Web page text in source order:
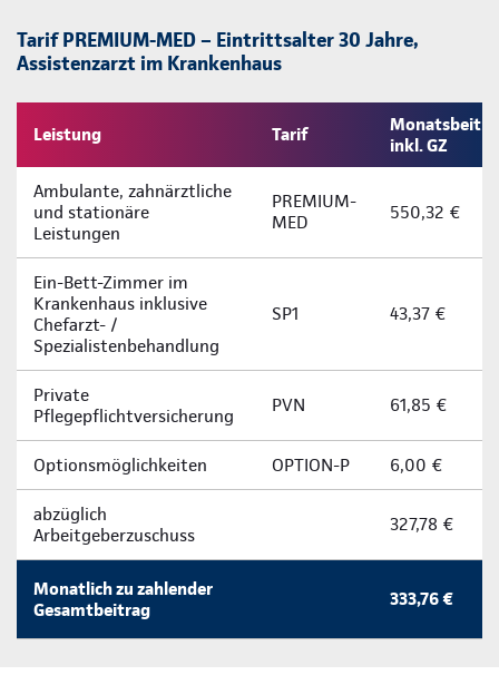
Tarif PREMIUM-MED – Eintrittsalter 30 Jahre,
Assistenzarzt im Krankenhaus
Leistung Tarif
inkl. GZ
Ambulante, zahnärztliche
und stationäre
Leistungen
PREMIUM-
MED
550,32 €
Ein-­Bett-­Zimmer im
Krankenhaus inklusive
Chefarzt- /
Spezialistenbehandlung
SP1 43,37 €
Private
Pflegepflichtversicherung
PVN 61,85 €
Optionsmöglichkeiten OPTION-P 6,00 €
abzüglich
Arbeitgeberzuschuss
327,78 €
Monatlich zu zahlender
Gesamtbeitrag
333,76 €